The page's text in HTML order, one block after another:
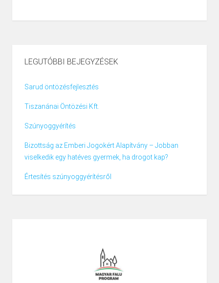
LEGUTÓBBI BEJEGYZÉSEK
Sarud öntözésfejlesztés
Tiszanánai Öntözési Kft.
Szúnyoggyérítés
Bizottság az Emberi Jogokért Alapítvány – Jobban
viselkedik egy hatéves gyermek, ha drogot kap?
Értesítés szúnyoggyérítésről